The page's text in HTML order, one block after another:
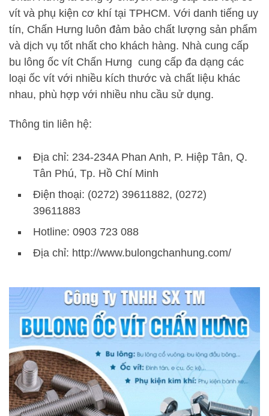
vít và phụ kiện cơ khí tại TPHCM. Với danh tiếng uy
tín, Chấn Hưng luôn đảm bảo chất lượng sản phẩm
và dịch vụ tốt nhất cho khách hàng. Nhà cung cấp
bu lông ốc vít Chấn Hưng cung cấp đa dạng các
loại ốc vít với nhiều kích thước và chất liệu khác
nhau, phù hợp với nhiều nhu cầu sử dụng.
Thông tin liên hệ:
Địa chỉ: 234-234A Phan Anh, P. Hiệp Tân, Q.
Tân Phú, Tp. Hồ Chí Minh
Điện thoại: (0272) 39611882, (0272)
39611883
Hotline: 0903 723 088
Địa chỉ: http://www.bulongchanhung.com/